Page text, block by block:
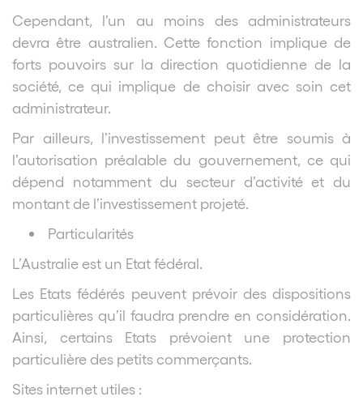
Cependant, l’un au moins des administrateurs
devra être australien. Cette fonction implique de
forts pouvoirs sur la direction quotidienne de la
société, ce qui implique de choisir avec soin cet
administrateur.
Par ailleurs, l’investissement peut être soumis à
l’autorisation préalable du gouvernement, ce qui
dépend notamment du secteur d’activité et du
montant de l’investissement projeté.
Particularités
L’Australie est un Etat fédéral.
Les Etats fédérés peuvent prévoir des dispositions
particulières qu’il faudra prendre en considération.
Ainsi, certains Etats prévoient une protection
particulière des petits commerçants.
Sites internet utiles :